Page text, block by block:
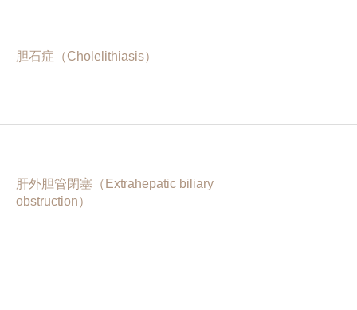
胆石症（Cholelithiasis）
肝外胆管閉塞（Extrahepatic biliary
obstruction）